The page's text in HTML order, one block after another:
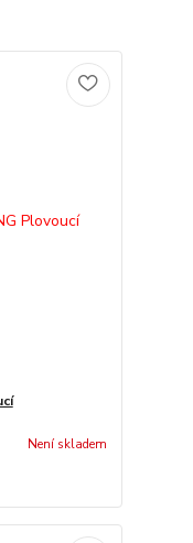
Není skladem